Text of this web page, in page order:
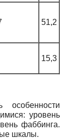
51,2
15,3
особенности
уровень
фаббинга.
шкалы.